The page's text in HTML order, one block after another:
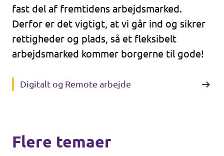
fast del af fremtidens arbejdsmarked.
Derfor er det vigtigt, at vi går ind og sikrer
rettigheder og plads, så et fleksibelt
arbejdsmarked kommer borgerne til gode!
Digitalt og Remote arbejde
Flere temaer